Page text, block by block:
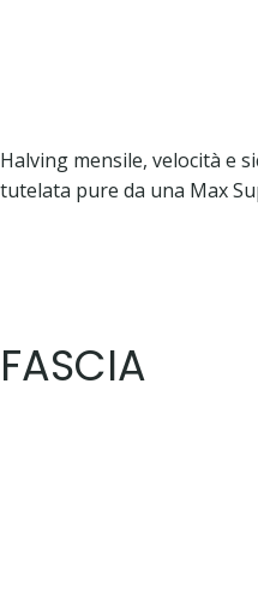
Halving mensile, velocità e
tutelata pure da una Max
FASCIA